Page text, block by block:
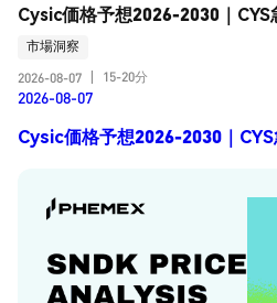
Cysic価格予想2026-2030｜
市場洞察
2026-08-07
15-20分
2026-08-07
Cysic価格予想2026-2030｜